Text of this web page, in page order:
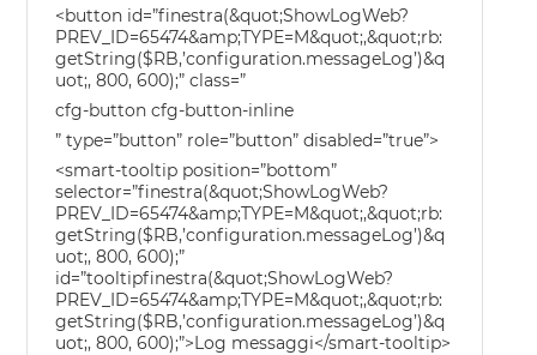
<button id=”finestra(&quot;ShowLogWeb?
PREV_ID=65474&amp;TYPE=M&quot;,&quot;rb:
getString($RB,’configuration.messageLog’)&q
uot;, 800, 600);” class=”
cfg-button cfg-button-inline
” type=”button” role=”button” disabled=”true”>
<smart-tooltip position=”bottom”
selector=”finestra(&quot;ShowLogWeb?
PREV_ID=65474&amp;TYPE=M&quot;,&quot;rb:
getString($RB,’configuration.messageLog’)&q
uot;, 800, 600);”
id=”tooltipfinestra(&quot;ShowLogWeb?
PREV_ID=65474&amp;TYPE=M&quot;,&quot;rb:
getString($RB,’configuration.messageLog’)&q
uot;, 800, 600);”>Log messaggi</smart-tooltip>